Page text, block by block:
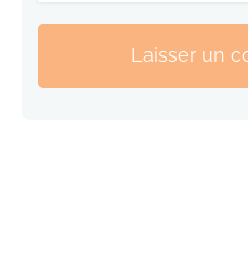
Laisser un